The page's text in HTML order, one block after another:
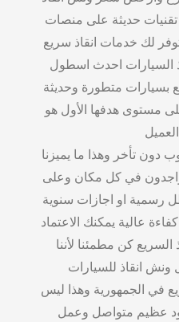
حديثة على منصات
توفر لك خدمات انقاذ سريع
السيارات احدث اسطول
بسيارات متطورة وحديثة
مستوى هدفها الأول هو
تأخر وهذا ما يميزنا
في كل مكان وعلى
عالية يمكنك الاعتماد
كن مطمئنا لأننا
ونش انقاذ للسيارات
في الجمهورية وهذا ليس
عظيم متواصل وعمل